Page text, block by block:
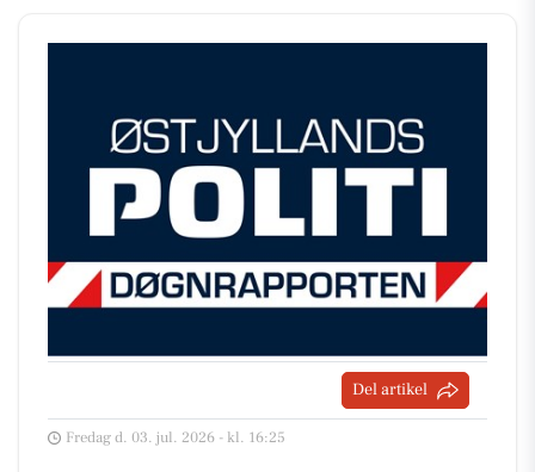
Del artikel
Fredag d. 03. jul. 2026 - kl. 16:25